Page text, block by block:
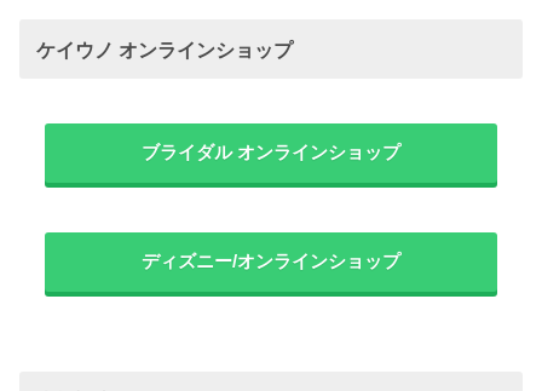
ケイウノ オンラインショップ
ブライダル オンラインショップ
ディズニー/オンラインショップ